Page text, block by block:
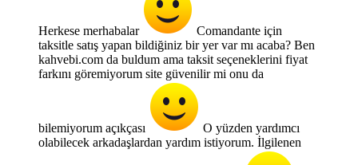
Herkese merhabalar
Comandante için
taksitle satış yapan bildiğiniz bir yer var mı acaba? Ben
kahvebi.com da buldum ama taksit seçeneklerini fiyat
farkını göremiyorum site güvenilir mi onu da
bilemiyorum açıkçası
O yüzden yardımcı
olabilecek arkadaşlardan yardım istiyorum. İlgilenen